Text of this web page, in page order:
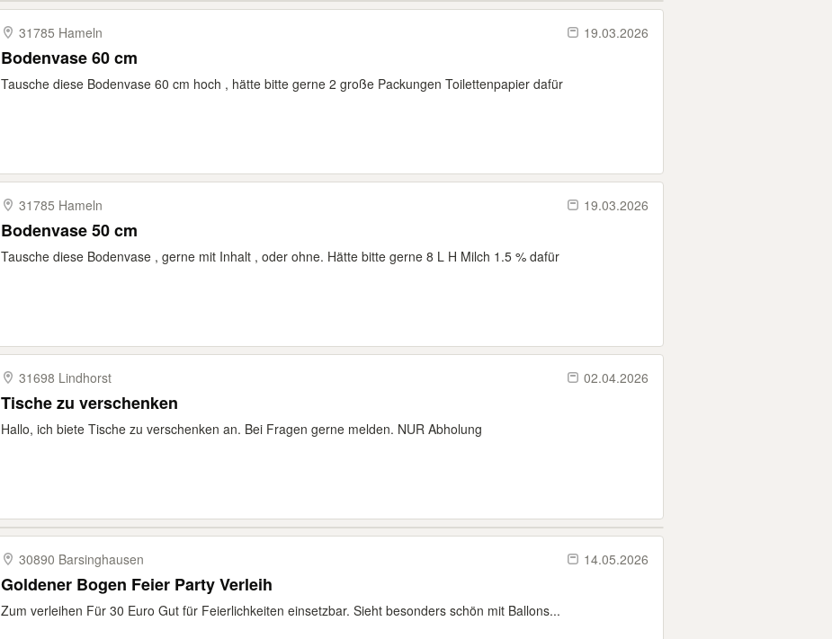
31785 Hameln 19.03.2026
Bodenvase 60 cm
Tausche diese Bodenvase 60 cm hoch , hätte bitte gerne 2 große Packungen Toilettenpapier dafür
31785 Hameln 19.03.2026
Bodenvase 50 cm
Tausche diese Bodenvase , gerne mit Inhalt , oder ohne. Hätte bitte gerne 8 L H Milch 1.5 % dafür
31698 Lindhorst 02.04.2026
Tische zu verschenken
Hallo, ich biete Tische zu verschenken an. Bei Fragen gerne melden. NUR Abholung
30890 Barsinghausen 14.05.2026
Goldener Bogen Feier Party Verleih
Zum verleihen Für 30 Euro Gut für Feierlichkeiten einsetzbar. Sieht besonders schön mit Ballons...